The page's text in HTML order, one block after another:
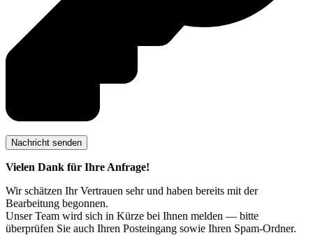
Vielen Dank für Ihre Anfrage!
Wir schätzen Ihr Vertrauen sehr und haben bereits mit der
Bearbeitung begonnen.
Unser Team wird sich in Kürze bei Ihnen melden — bitte
überprüfen Sie auch Ihren Posteingang sowie Ihren Spam-Ordner.